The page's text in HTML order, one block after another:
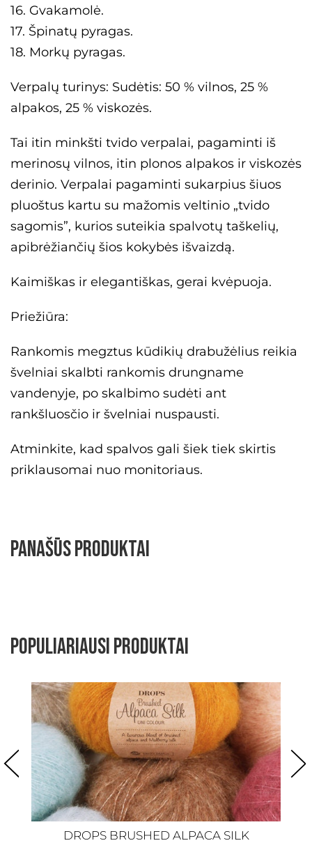
16. Gvakamolė.
17. Špinatų pyragas.
18. Morkų pyragas.
Verpalų turinys: Sudėtis: 50 % vilnos, 25 %
alpakos, 25 % viskozės.
Tai itin minkšti tvido verpalai, pagaminti iš
merinosų vilnos, itin plonos alpakos ir viskozės
derinio. Verpalai pagaminti sukarpius šiuos
pluoštus kartu su mažomis veltinio „tvido
sagomis”, kurios suteikia spalvotų taškelių,
apibrėžiančių šios kokybės išvaizdą.
Kaimiškas ir elegantiškas, gerai kvėpuoja.
Priežiūra:
Rankomis megztus kūdikių drabužėlius reikia
švelniai skalbti rankomis drungname
vandenyje, po skalbimo sudėti ant
rankšluosčio ir švelniai nuspausti.
Atminkite, kad spalvos gali šiek tiek skirtis
priklausomai nuo monitoriaus.
Panašūs produktai
Populiariausi produktai
DROPS BRUSHED ALPACA SILK